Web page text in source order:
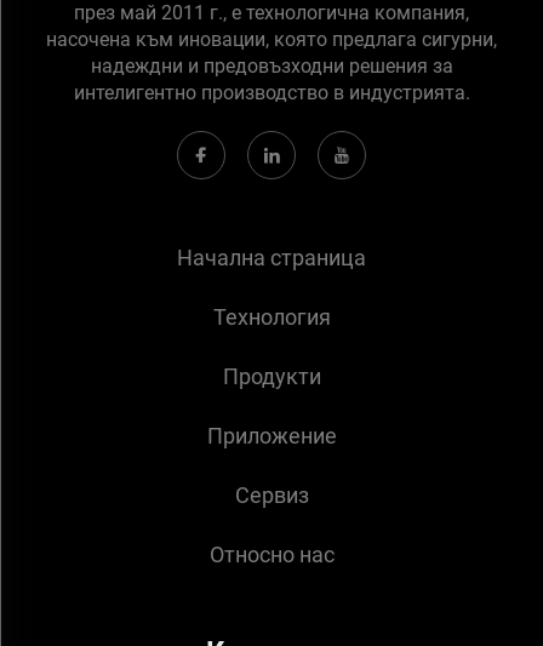
през май 2011 г., е технологична компания,
насочена към иновации, която предлага сигурни,
надеждни и предовъзходни решения за
интелигентно производство в индустрията.
Начална страница
Технология
Продукти
Приложение
Сервиз
Относно нас